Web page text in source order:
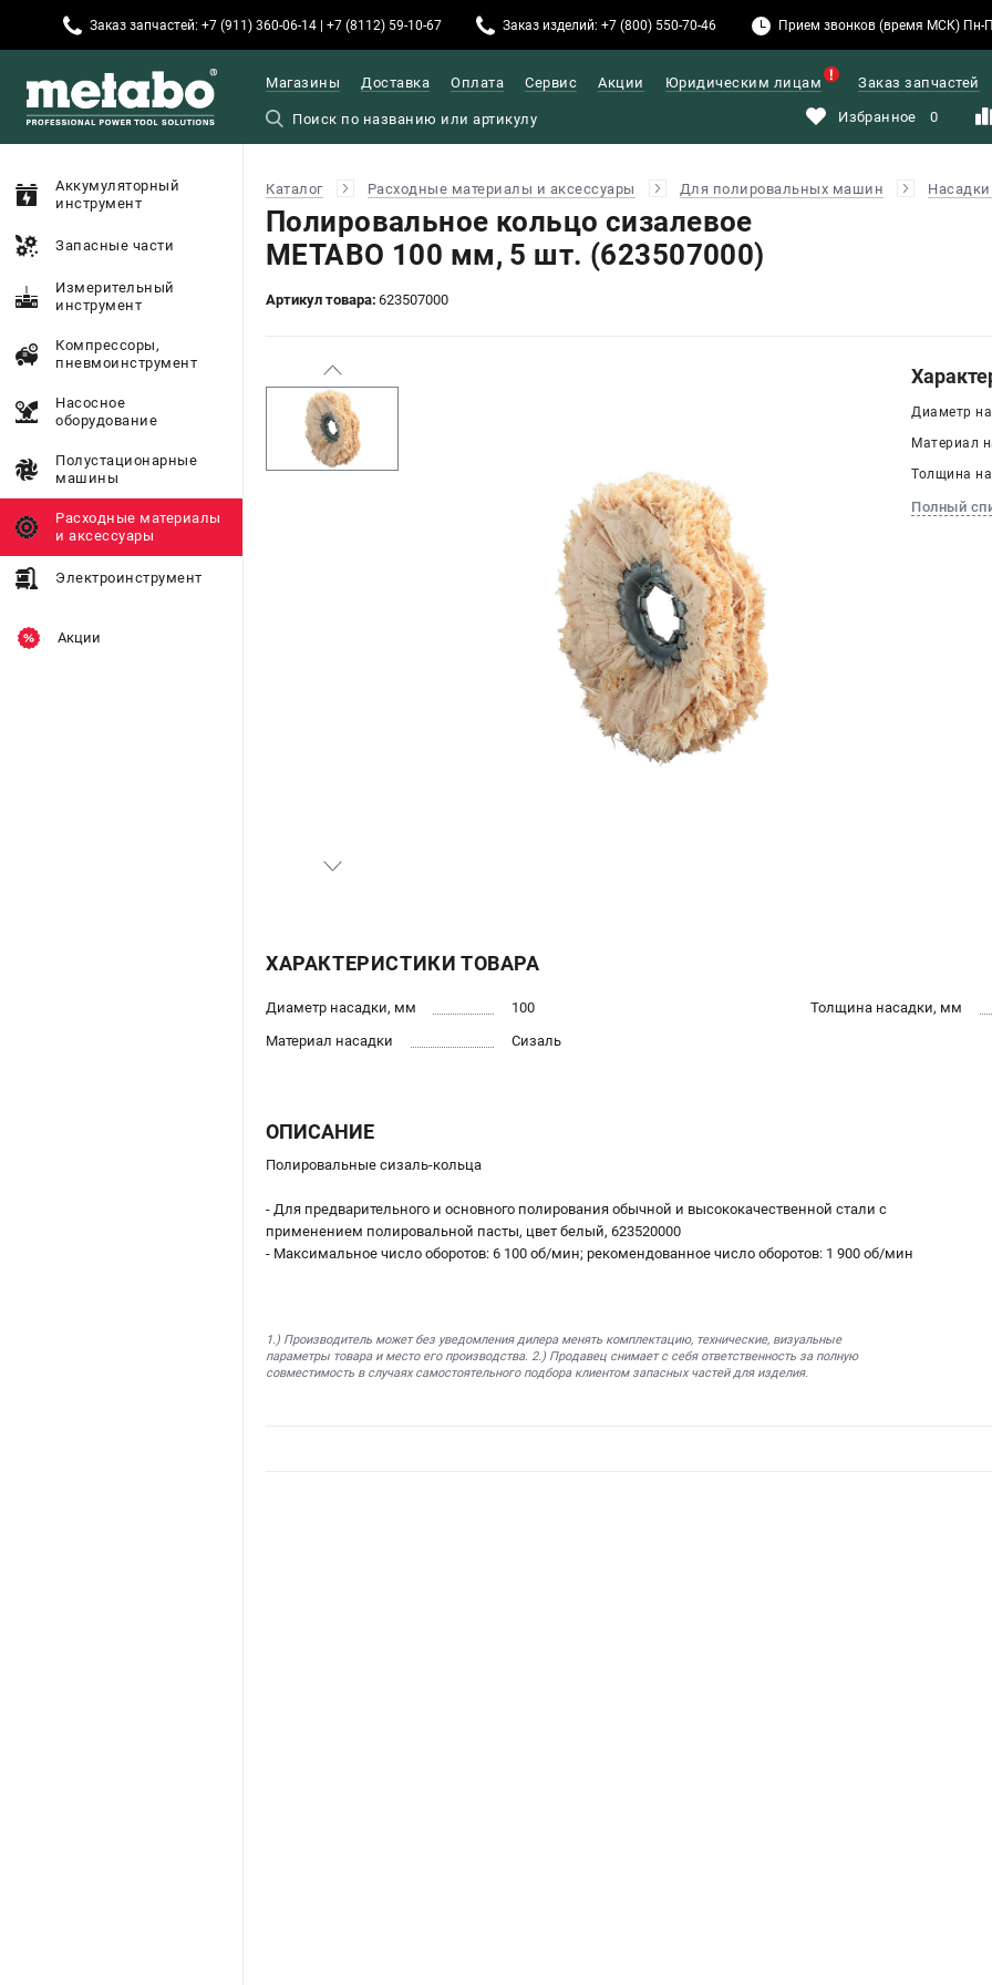
Заказ запчастей: +7 (911) 360-06-14 | +7 (8112) 59-10-67 Заказ изделий: +7 (800) 550-70-46 Прием звонков (время МСК) Пн-
Магазины Доставка Оплата Сервис Акции Юридическим лицам Заказ запчастей
Избранное 0
Аккумуляторный
инструмент
Запасные части
Измерительный
инструмент
Компрессоры,
пневмоинструмент
Насосное
оборудование
Полустационарные
машины
Расходные материалы
и аксессуары
Электроинструмент
Акции
Каталог Расходные материалы и аксессуары Для полировальных машин
Полировальное кольцо сизалевое
METABO 100 мм, 5 шт. (623507000)
Артикул товара: 623507000
Диаметр
Материал
Толщина
Полный
ХАРАКТЕРИСТИКИ ТОВАРА
Диаметр насадки, мм
100
Материал насадки
Сизаль
Толщина насадки, мм
ОПИСАНИЕ
Полировальные сизаль-кольца
- Для предварительного и основного полирования обычной и высококачественной стали с
применением полировальной пасты, цвет белый, 623520000
- Максимальное число оборотов: 6 100 об/мин; рекомендованное число оборотов: 1 900 об/мин
1.) Производитель может без уведомления дилера менять комплектацию, технические, визуальные
параметры товара и место его производства. 2.) Продавец снимает с себя ответственность за полную
совместимость в случаях самостоятельного подбора клиентом запасных частей для изделия.